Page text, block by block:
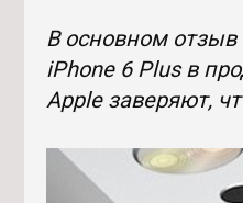
В основном отзыв
iPhone 6 Plus в
Apple заверяют,